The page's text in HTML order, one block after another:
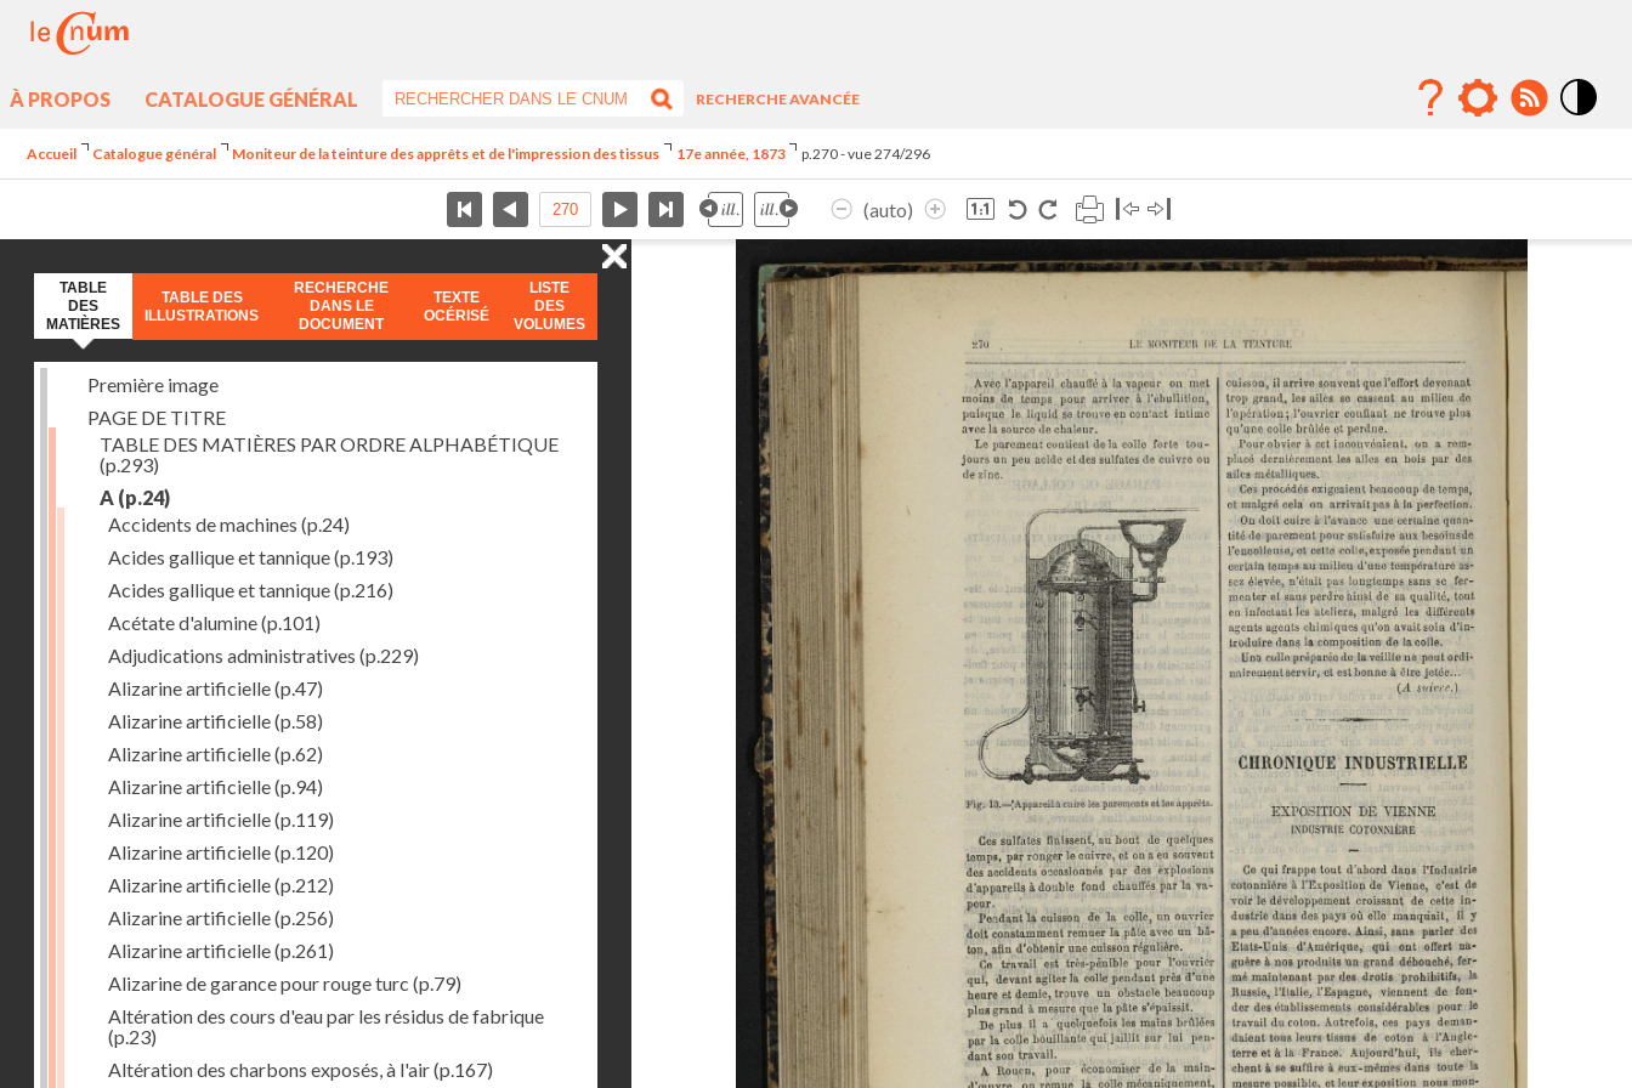
À PROPOS CATALOGUE GÉNÉRAL
RECHERCHE AVANCÉE
Accueil Catalogue général Moniteur de la teinture des apprêts et de l'impression des tissus 17e année, 1873 p.270 - vue 274/296
(auto)
TABLE
DES
MATIÈRES
TABLE DES
ILLUSTRATIONS
RECHERCHE
DANS LE
DOCUMENT
TEXTE
OCÉRISÉ
LISTE
DES
VOLUMES
Première image
PAGE DE TITRE
TABLE DES MATIÈRES PAR ORDRE ALPHABÉTIQUE
(p.293)
A (p.24)
Accidents de machines (p.24)
Acides gallique et tannique(p.193)
Acides gallique et tannique(p.216)
Acétate d'alumine(p.101)
Adjudications administratives (p.229)
Alizarine artificielle(p.47)
Alizarine artificielle(p.58)
Alizarine artificielle(p.62)
Alizarine artificielle(p.94)
Alizarine artificielle(p.119)
Alizarine artificielle(p.120)
Alizarine artificielle(p.212)
Alizarine artificielle(p.256)
Alizarine artificielle(p.261)
Alizarine de garance pour rouge turc (p.79)
Altération des cours d'eau par les résidus de fabrique
(p.23)
Altération des charbons exposés, à l'air(p.167)